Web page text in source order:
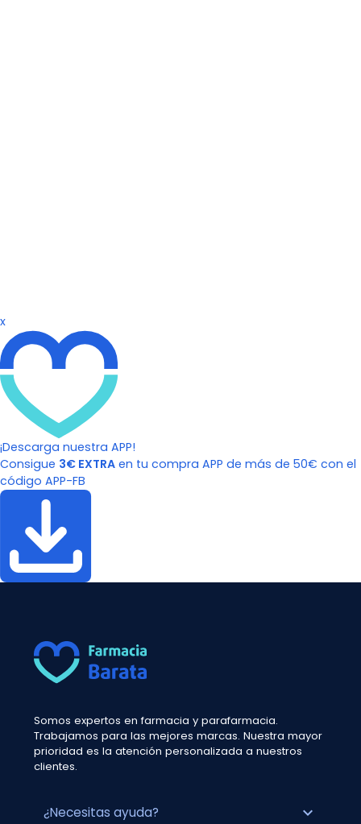
x
¡Descarga nuestra APP!
Consigue 3€ EXTRA en tu compra APP de más de 50€ con el
código APP-FB
Somos expertos en farmacia y parafarmacia.
Trabajamos para las mejores marcas. Nuestra mayor
prioridad es la atención personalizada a nuestros
clientes.
¿Necesitas ayuda? expand_more